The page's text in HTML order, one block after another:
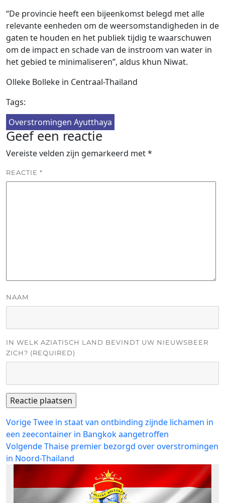
“De provincie heeft een bijeenkomst belegd met alle
relevante eenheden om de weersomstandigheden in de
gaten te houden en het publiek tijdig te waarschuwen
om de impact en schade van de instroom van water in
het gebied te minimaliseren”, aldus khun Niwat.
Olleke Bolleke in Centraal-Thailand
Tags:
Overstromingen Ayutthaya
Geef een reactie
Vereiste velden zijn gemarkeerd met*
REACTIE *
NAAM
IN WELK AZIATISCH LAND BEVINDT UW NIEUWSBEER
ZICH? (REQUIRED)
Bericht
navigatie
VorigeVorig
bericht:
Twee in staat van ontbinding zijnde lichamen in
een zeecontainer in Bangkok aangetroffen
VolgendeVolgend
bericht:
Thaise premier bezorgd over overstromingen
in Noord-Thailand